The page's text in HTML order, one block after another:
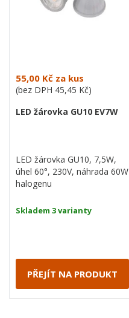
55,00 Kč za kus
(bez DPH 45,45 Kč)
LED žárovka GU10 EV7W
LED žárovka GU10, 7,5W,
úhel 60°, 230V, náhrada 60W
halogenu
Skladem 3 varianty
PŘEJÍT NA PRODUKT